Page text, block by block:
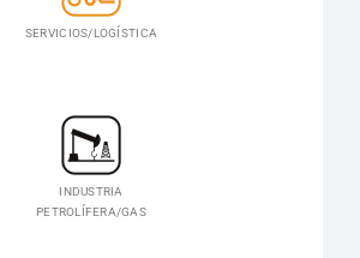
SERVICIOS/LOGÍSTICA
INDUSTRIA
PETROLÍFERA/GAS